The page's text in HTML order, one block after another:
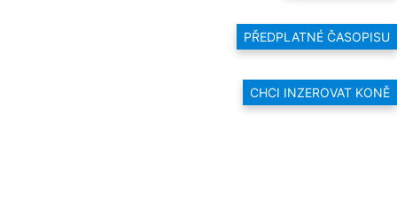
PŘEDPLATNÉ ČASOPISU
CHCI INZEROVAT KONĚ